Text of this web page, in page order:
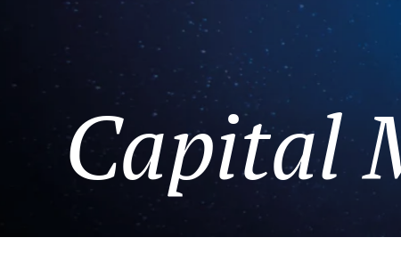
Capital